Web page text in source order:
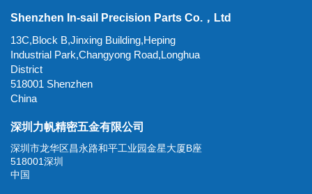
Shenzhen In-sail Precision Parts Co.，Ltd
13C,Block B,Jinxing Building,Heping
Industrial Park,Changyong Road,Longhua
District
518001 Shenzhen
China
深圳力帆精密五金有限公司
深圳市龙华区昌永路和平工业园金星大厦B座
518001深圳
中国